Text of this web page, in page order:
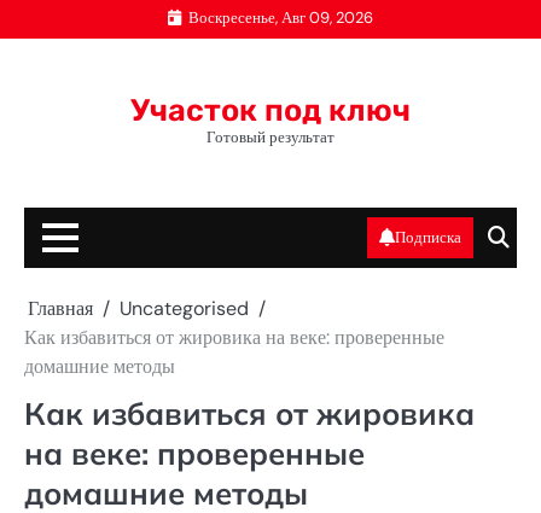
к
Воскресенье, Авг 09, 2026
Участок под ключ
Готовый результат
Подписка
Главная
Uncategorised
Как избавиться от жировика на веке: проверенные
домашние методы
Как избавиться от жировика
на веке: проверенные
домашние методы